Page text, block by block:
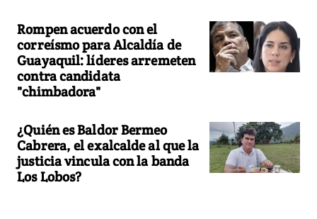
Rompen acuerdo con el
correísmo para Alcaldía de
Guayaquil: líderes arremeten
contra candidata
"chimbadora"
¿Quién es Baldor Bermeo
Cabrera, el exalcalde al que la
justicia vincula con la banda
Los Lobos?